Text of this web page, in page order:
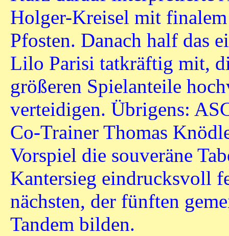
Holger-Kreisel mit finalem
Pfosten. Danach half das
Lilo Parisi tatkräftig mit,
größeren Spielanteile
verteidigen. Übrigens:
Co-Trainer Thomas
Vorspiel die souveräne
Kantersieg eindrucksvoll
nächsten, der fünften
Tandem bilden.